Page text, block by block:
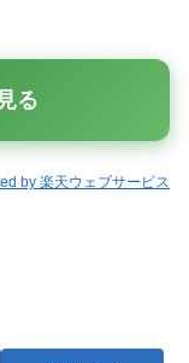
る
by 楽天ウェブサービス